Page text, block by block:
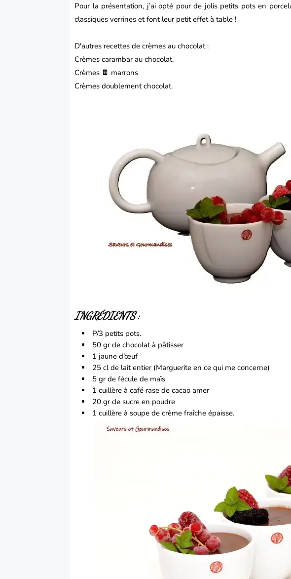
Pour la présentation, j’ai opté pour de jolis petits pots en
classiques verrines et font leur petit effet à table !
D'autres recettes de crèmes au chocolat :
Crèmes carambar au chocolat.
Crèmes 🍫 marrons
Crèmes doublement chocolat.
INGRÉDIENTS :
P/3 petits pots.
50 gr de chocolat à pâtisser
1 jaune d’œuf
25 cl de lait entier (Marguerite en ce qui me concerne)
5 gr de fécule de maïs
1 cuillère à café rase de cacao amer
20 gr de sucre en poudre
1 cuillère à soupe de crème fraîche épaisse.